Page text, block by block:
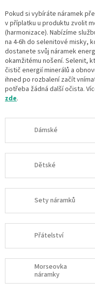
Pokud si vybíráte náramek
v příplatku u produktu zvolit
(harmonizace). Nabízíme
na 4-6h do selenitové misky,
dostanete svůj náramek
okamžitému nošení. Selenit,
čistič energií minerálů a
ihned po rozbalení začít
potřeba žádná další očista.
zde.
Dámské
Dětské
Sety náramků
Přátelství
Morseovka
náramky